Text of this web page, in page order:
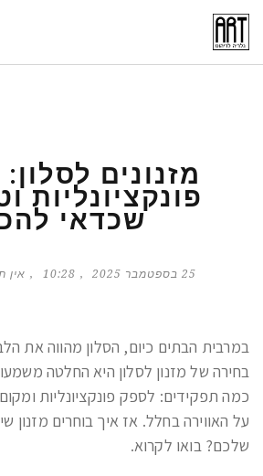
מזנונים
פונקציונליות
שכדאי
25 בספטמבר 2025 10:28 אין
במרבית הבתים כיום, הסלון מהווה את
בחירה של מזנון לסלון היא החלטה
כמה תפקידים: לספק פונקציונליות
על האווירה בחלל. אז איך בוחרים מזנון
שלכם? בואו לקרוא.